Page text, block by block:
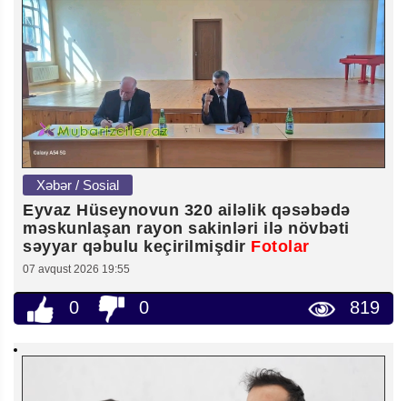
Xəbər / Sosial
Eyvaz Hüseynovun 320 ailəlik qəsəbədə
məskunlaşan rayon sakinləri ilə növbəti
səyyar qəbulu keçirilmişdir Fotolar
07 avqust 2026 19:55
0 0 819